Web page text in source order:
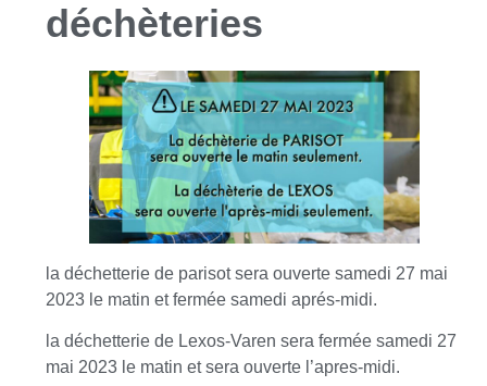
déchèteries
la déchetterie de parisot sera ouverte samedi 27 mai
2023 le matin et fermée samedi aprés-midi.
la déchetterie de Lexos-Varen sera fermée samedi 27
mai 2023 le matin et sera ouverte l’apres-midi.